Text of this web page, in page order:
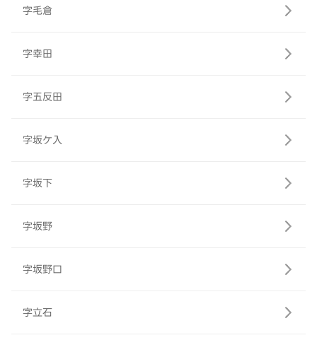
字毛倉
字幸田
字五反田
字坂ケ入
字坂下
字坂野
字坂野口
字立石